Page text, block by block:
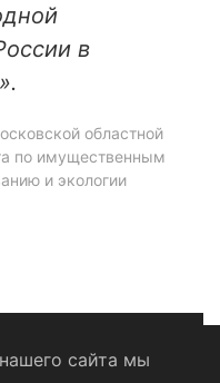
в
областной
по имущественным
и экологии
сайта мы